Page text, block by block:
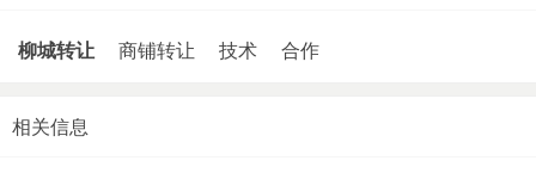
柳城转让 商铺转让 技术 合作
相关信息